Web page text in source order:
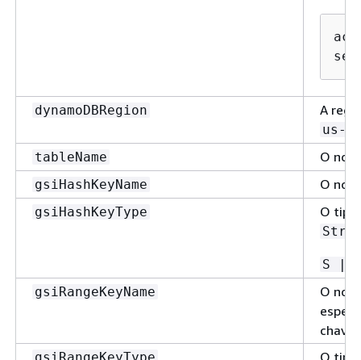
dynamoDBRegion A
us-
tableName
O
gsiHashKeyName O
gsiHashKeyType O tipo
S |
gsiRangeKeyName
O
chave
O tipo